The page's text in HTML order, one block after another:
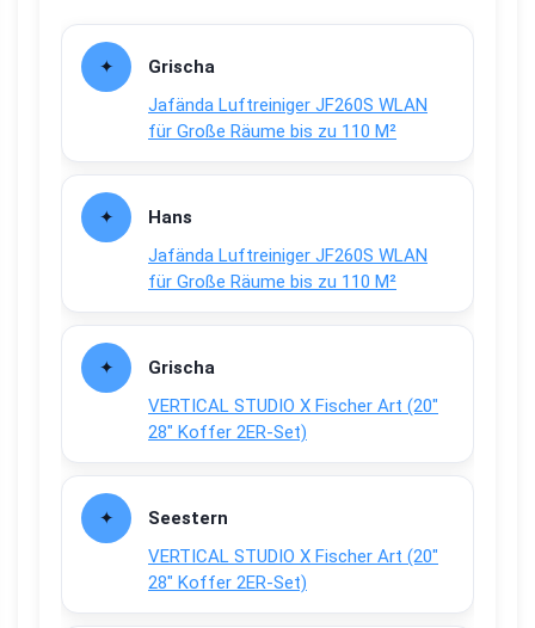
Grischa
Jafända Luftreiniger JF260S WLAN
für Große Räume bis zu 110 M²
Hans
Jafända Luftreiniger JF260S WLAN
für Große Räume bis zu 110 M²
Grischa
VERTICAL STUDIO X Fischer Art (20″
28″ Koffer 2ER-Set)
Seestern
VERTICAL STUDIO X Fischer Art (20″
28″ Koffer 2ER-Set)